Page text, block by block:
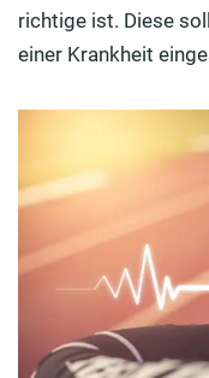
richtige ist. Diese
einer Krankheit